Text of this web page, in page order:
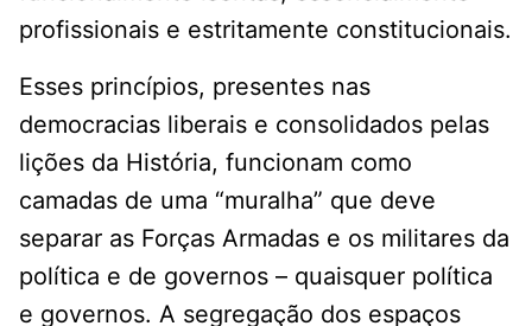
profissionais e estritamente constitucionais.
Esses princípios, presentes nas
democracias liberais e consolidados pelas
lições da História, funcionam como
camadas de uma “muralha” que deve
separar as Forças Armadas e os militares da
política e de governos – quaisquer política
e governos. A segregação dos espaços